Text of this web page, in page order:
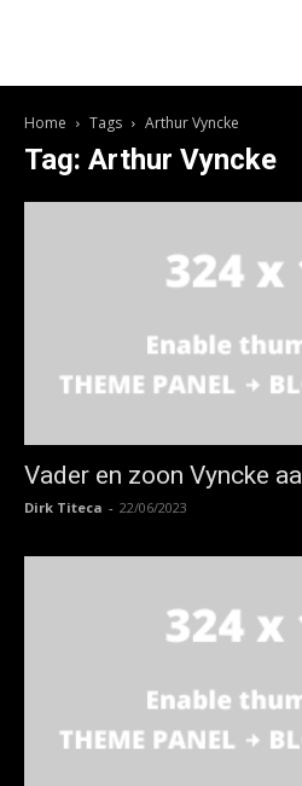
Home Tags Arthur Vyncke
Tag: Arthur Vyncke
Vader en zoon Vyncke
Dirk Titeca - 22/06/2023